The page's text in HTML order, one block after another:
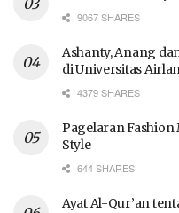
9067 SHARES
Ashanty, Anang
di Universitas
4379 SHARES
Pagelaran Fashion
Style
644 SHARES
Ayat Al-Qur’an